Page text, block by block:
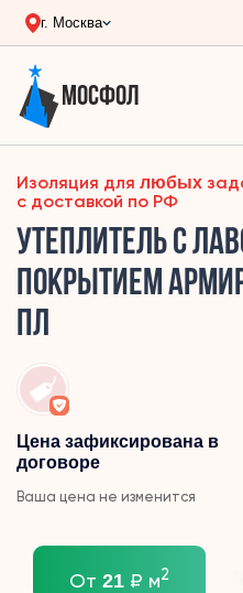
г. Москва
Мосфол
Изоляция для любых
с доставкой по РФ
Утеплитель с
покрытием
ПЛ
Цена зафиксирована в
договоре
Ваша цена не изменится
От 21 ₽ м2